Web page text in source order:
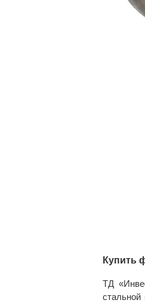
Купить
ТД